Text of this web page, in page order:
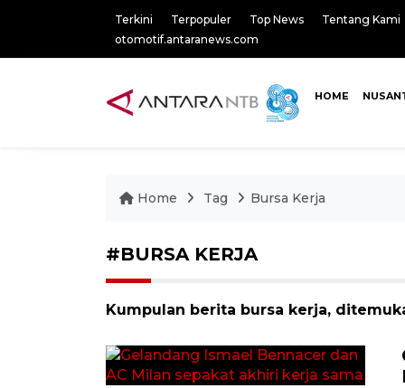
Terkini Terpopuler Top News
Tentang Kami
otomotif.antaranews.com
HOME
Home Tag Bursa Kerja
#BURSA KERJA
Kumpulan berita bursa kerja,